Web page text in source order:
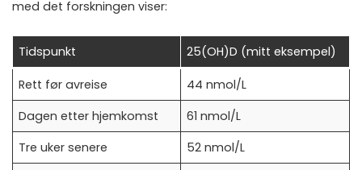
med det forskningen viser:
Tidspunkt 25(OH)D (mitt eksempel)
Rett før avreise
44 nmol/L
Dagen etter hjemkomst
61 nmol/L
Tre uker senere
52 nmol/L